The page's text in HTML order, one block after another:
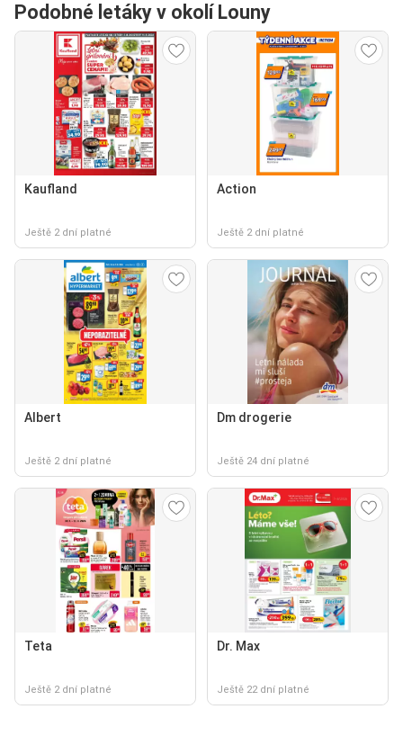
Podobné letáky v okolí Louny
Kaufland
Ještě 2 dní platné
Action
Ještě 2 dní platné
Albert
Ještě 2 dní platné
Dm drogerie
Ještě 24 dní platné
Teta
Ještě 2 dní platné
Dr. Max
Ještě 22 dní platné